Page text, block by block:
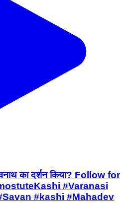
का दर्शन किया? Follow for
#Varanasi
#kashi #Mahadev